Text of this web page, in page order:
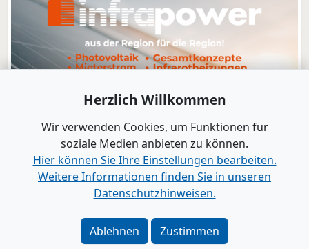
www.B2B-Wirtschaft.de
Impressum|Datenschutz|Barrierefreiheit
Bei Google als bevorzugte Quelle merken
Herzlich Willkommen
Wir verwenden Cookies, um Funktionen für
soziale Medien anbieten zu können.
Hier können Sie Ihre Einstellungen bearbeiten.
Weitere Informationen finden Sie in unseren
Datenschutzhinweisen.
Ablehnen Zustimmen